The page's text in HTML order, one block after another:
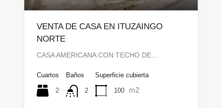
VENTA DE CASA EN ITUZAINGO
NORTE
CASA AMERICANA CON TECHO DE…
Cuartos
2
Baños
2
Superficie cubierta
100 m2